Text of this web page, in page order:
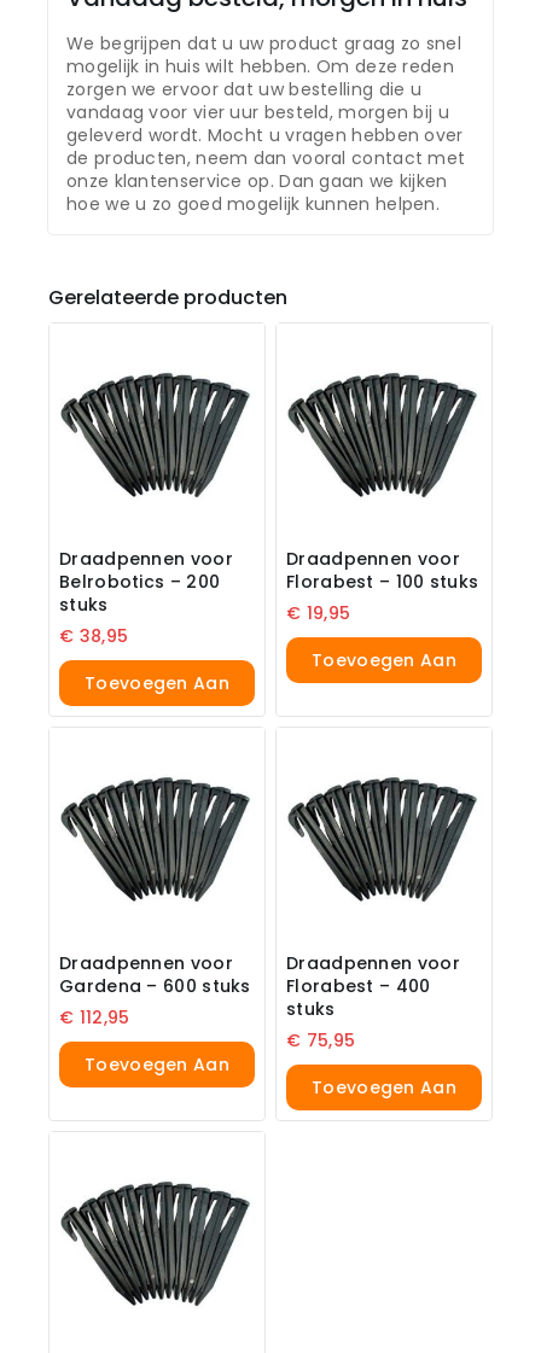
We begrijpen dat u uw product graag zo snel
mogelijk in huis wilt hebben. Om deze reden
zorgen we ervoor dat uw bestelling die u
vandaag voor vier uur besteld, morgen bij u
geleverd wordt. Mocht u vragen hebben over
de producten, neem dan vooral contact met
onze klantenservice op. Dan gaan we kijken
hoe we u zo goed mogelijk kunnen helpen.
Gerelateerde producten
Draadpennen voor
Belrobotics – 200
stuks
€ 38,95
Toevoegen Aan
Winkelwagen
Draadpennen voor
Florabest – 100 stuks
€ 19,95
Toevoegen Aan
Draadpennen voor
Gardena – 600 stuks
€ 112,95
Toevoegen Aan
Draadpennen voor
Florabest – 400
stuks
€ 75,95
Toevoegen Aan
Winkelwagen